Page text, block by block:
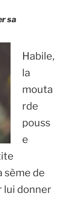
sa
Habile,
la
mouta
rde
pouss
e
sème de
lui donner